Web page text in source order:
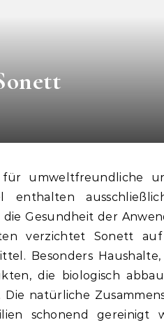
umweltfreundliche
enthalten
Gesundheit der
verzichtet Sonett auf
Besonders
die biologisch
Die natürliche
schonend gereinigt